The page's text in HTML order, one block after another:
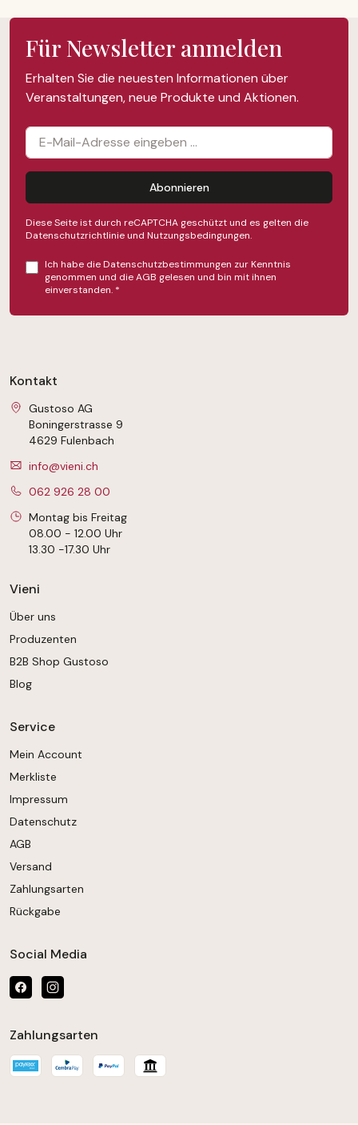
Für Newsletter anmelden
Erhalten Sie die neuesten Informationen über
Veranstaltungen, neue Produkte und Aktionen.
Abonnieren
Diese Seite ist durch reCAPTCHA geschützt und es gelten die
Datenschutzrichtlinieund Nutzungsbedingungen.
Ich habe dieDatenschutzbestimmungen zur Kenntnis
genommen und dieAGB gelesen und bin mit ihnen
einverstanden. *
Kontakt
Gustoso AG
Boningerstrasse 9
4629 Fulenbach
info@vieni.ch
062 926 28 00
Montag bis Freitag
08.00 - 12.00 Uhr
13.30 -17.30 Uhr
Vieni
Über uns
Produzenten
B2B Shop Gustoso
Blog
Service
Mein Account
Merkliste
Impressum
Datenschutz
AGB
Versand
Zahlungsarten
Rückgabe
Social Media
Zahlungsarten